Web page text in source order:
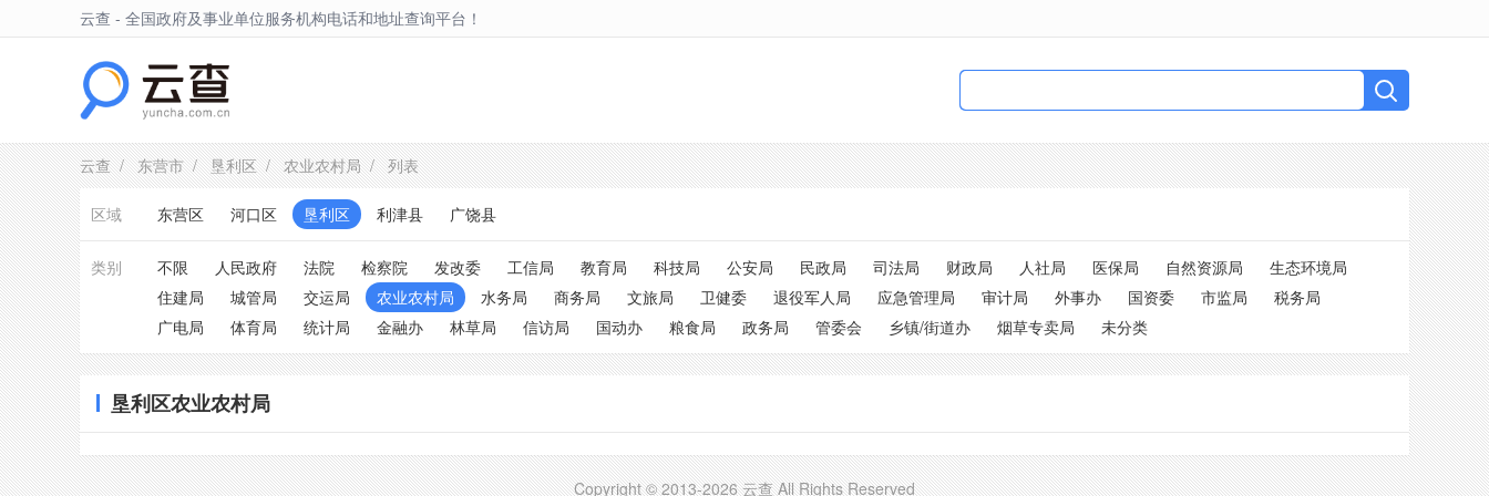
云查 - 全国政府及事业单位服务机构电话和地址查询平台！
云查/东营市/垦利区/农业农村局/ 列表
区域 东营区 河口区 垦利区 利津县 广饶县
类别 不限 人民政府 法院 检察院 发改委 工信局 教育局 科技局 公安局 民政局 司法局 财政局 人社局 医保局 自然资源局
生态环境局
住建局
城管局 交运局 农业农村局 水务局 商务局 文旅局 卫健委 退役军人局 应急管理局 审计局 外事办 国资委 市监局
税务局
广电局
体育局 统计局 金融办 林草局 信访局 国动办 粮食局 政务局 管委会 乡镇/街道办 烟草专卖局 未分类
垦利区农业农村局
Copyright © 2013-2026 云查 All Rights Reserved